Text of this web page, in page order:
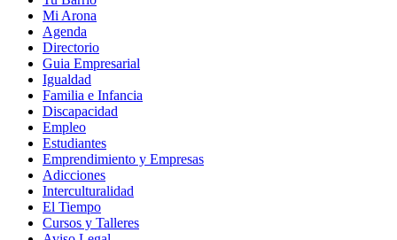
Mi Arona
Agenda
Directorio
Guia Empresarial
Igualdad
Familia e Infancia
Discapacidad
Empleo
Estudiantes
Emprendimiento y Empresas
Adicciones
Interculturalidad
El Tiempo
Cursos y Talleres